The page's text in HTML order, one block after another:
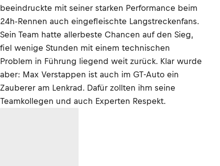
beeindruckte mit seiner starken Performance beim
24h-Rennen auch eingefleischte Langstreckenfans.
Sein Team hatte allerbeste Chancen auf den Sieg,
fiel wenige Stunden mit einem technischen
Problem in Führung liegend weit zurück. Klar wurde
aber: Max Verstappen ist auch im GT-Auto ein
Zauberer am Lenkrad. Dafür zollten ihm seine
Teamkollegen und auch Experten Respekt.